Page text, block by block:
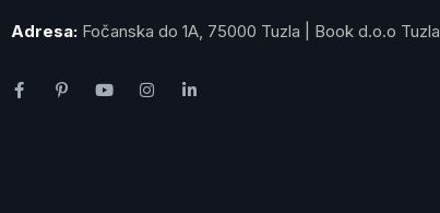
Adresa: Fočanska do 1A, 75000 Tuzla | Book d.o.o Tuzla